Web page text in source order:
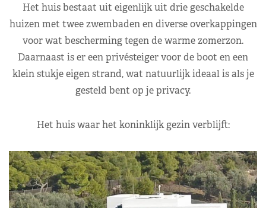
Het huis bestaat uit eigenlijk uit drie geschakelde
huizen met twee zwembaden en diverse overkappingen
voor wat bescherming tegen de warme zomerzon.
Daarnaast is er een privésteiger voor de boot en een
klein stukje eigen strand, wat natuurlijk ideaal is als je
gesteld bent op je privacy.
Het huis waar het koninklijk gezin verblijft: